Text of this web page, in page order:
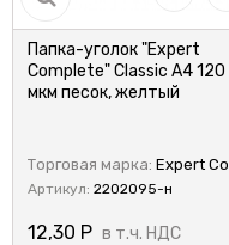
Папка-уголок "Expert
Complete" Classic A4 120
мкм песок, желтый
Торговая марка: Expert Complete
Артикул: 2202095-н
12,30 Р в т.ч. НДС